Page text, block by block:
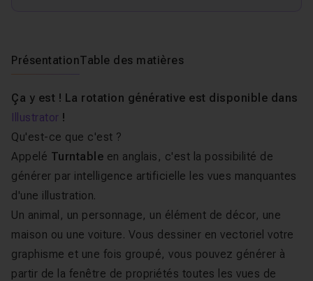
PrésentationTable des matières
Ça y est ! La rotation générative est disponible dans
Illustrator !
Qu'est-ce que c'est ?
Appelé Turntable en anglais, c'est la possibilité de
générer par intelligence artificielle les vues manquantes
d'une illustration.
Un animal, un personnage, un élément de décor, une
maison ou une voiture. Vous dessiner en vectoriel votre
graphisme et une fois groupé, vous pouvez générer à
partir de la fenêtre de propriétés toutes les vues de